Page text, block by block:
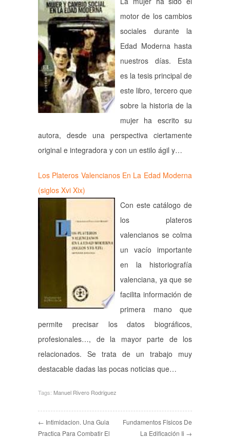
motor de los cambios
sociales durante la
Edad Moderna hasta
nuestros días. Esta
es la tesis principal de
este libro, tercero que
sobre la historia de la
mujer ha escrito su
autora, desde una perspectiva ciertamente
original e integradora y con un estilo ágil y…
Los Plateros Valencianos En La Edad Moderna
(siglos Xvi Xix)
Con este catálogo de
los plateros
valencianos se colma
un vacío importante
en la historiografía
valenciana, ya que se
facilita información de
primera mano que
permite precisar los datos biográficos,
profesionales…, de la mayor parte de los
relacionados. Se trata de un trabajo muy
destacable dadas las pocas noticias que…
Tags: Manuel Rivero Rodriguez
← Intimidacion. Una Guia
Practica Para Combatir El
Fundamentos Físicos De
La Edificación Ii →